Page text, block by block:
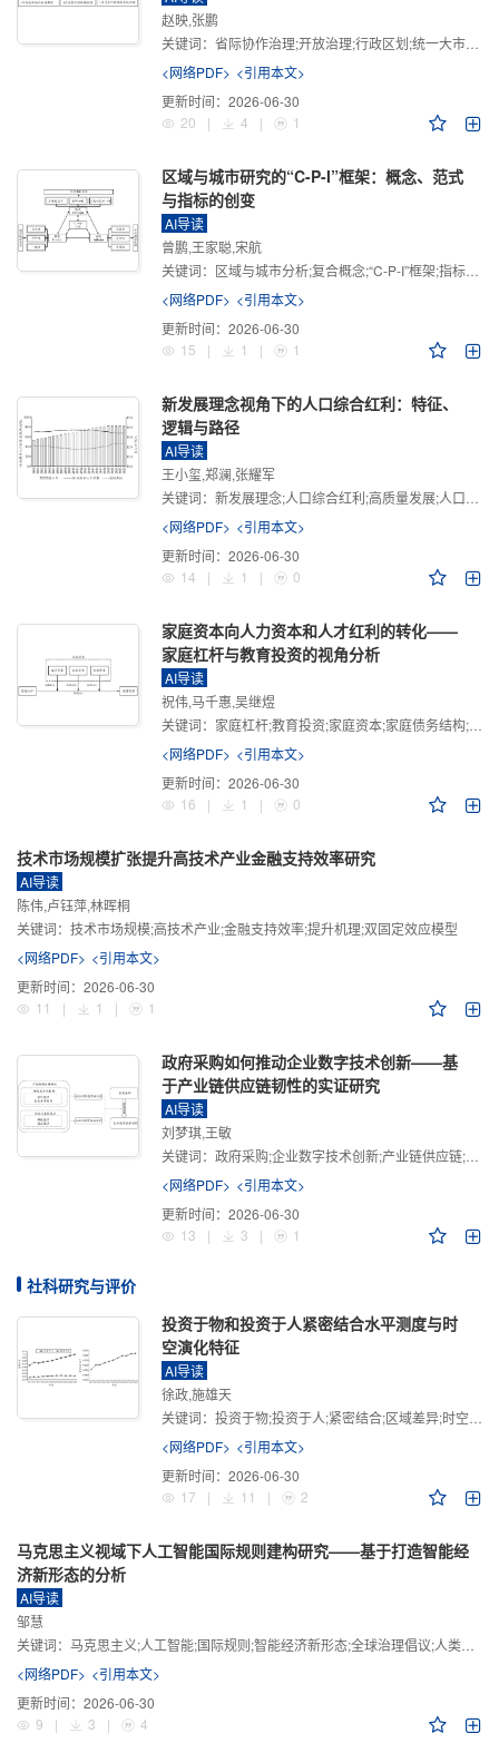
赵映,张鹏
关键词： 省际协作治理;开放治理;行政区划;统一大市场;新发展格局
<网络PDF> <引用本文>
更新时间： 2026-06-30
20
| 4 | 1
区域与城市研究的“C-P-I”框架：概念、范式
与指标的创变
AI导读
曾鹏,王家聪,宋航
关键词： 区域与城市分析;复合概念;“C-P-I”框架;指标体系
<网络PDF> <引用本文>
更新时间： 2026-06-30
15
| 1 | 1
新发展理念视角下的人口综合红利：特征、
逻辑与路径
AI导读
王小玺,郑澜,张耀军
关键词： 新发展理念;人口综合红利;高质量发展;人口政策;中国式现代化
<网络PDF> <引用本文>
更新时间： 2026-06-30
14
| 1 | 0
家庭资本向人力资本和人才红利的转化——
家庭杠杆与教育投资的视角分析
AI导读
祝伟,马千惠,吴继煜
关键词： 家庭杠杆;教育投资;家庭资本;家庭债务结构;CHFS
<网络PDF> <引用本文>
更新时间： 2026-06-30
16
| 1 | 0
技术市场规模扩张提升高技术产业金融支持效率研究
AI导读
陈伟,卢钰萍,林晖桐
关键词： 技术市场规模;高技术产业;金融支持效率;提升机理;双固定效应模型
<网络PDF> <引用本文>
更新时间： 2026-06-30
11
| 1 | 1
政府采购如何推动企业数字技术创新——基
于产业链供应链韧性的实证研究
AI导读
刘梦琪,王敏
关键词： 政府采购;企业数字技术创新;产业链供应链;产业链供应链韧性;需求侧财政政策
<网络PDF> <引用本文>
更新时间： 2026-06-30
13
| 3 | 1
社科研究与评价
投资于物和投资于人紧密结合水平测度与时
空演化特征
AI导读
徐政,施雄天
关键词： 投资于物;投资于人;紧密结合;区域差异;时空演化
<网络PDF> <引用本文>
更新时间： 2026-06-30
17
| 11 | 2
马克思主义视域下人工智能国际规则建构研究——基于打造智能经
济新形态的分析
AI导读
邹慧
关键词： 马克思主义;人工智能;国际规则;智能经济新形态;全球治理倡议;人类命运共同体
<网络PDF> <引用本文>
更新时间： 2026-06-30
9
| 3 | 4